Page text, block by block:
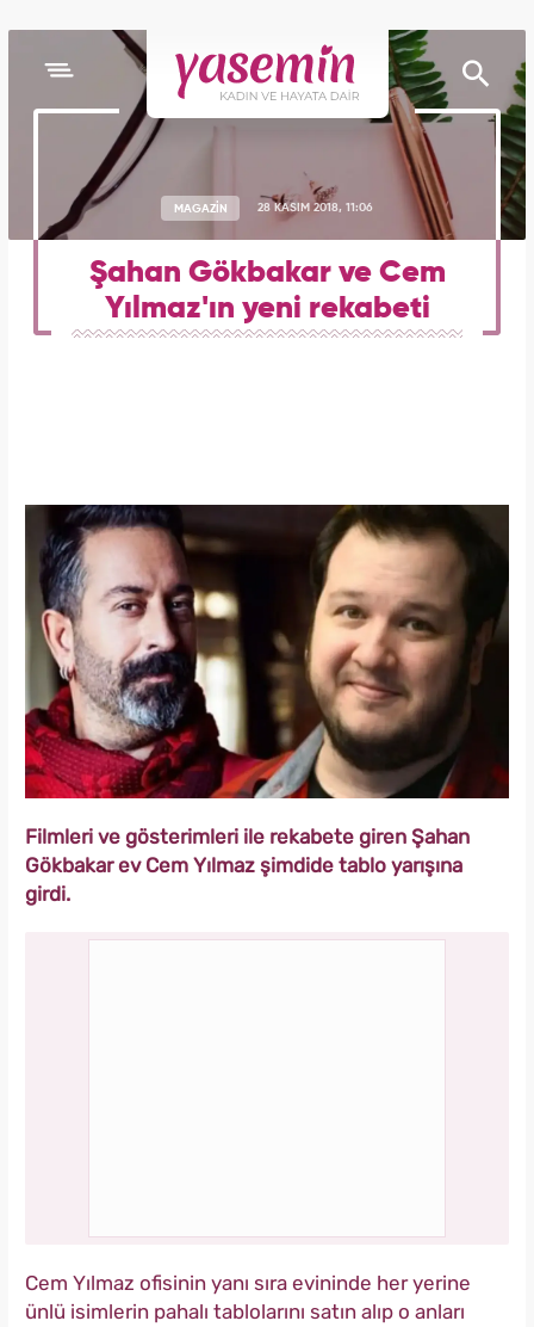
MAGAZİN 28 KASIM 2018, 11:06
Şahan Gökbakar ve Cem
Yılmaz'ın yeni rekabeti
Filmleri ve gösterimleri ile rekabete giren Şahan
Gökbakar ev Cem Yılmaz şimdide tablo yarışına
girdi.
Cem Yılmaz ofisinin yanı sıra evininde her yerine
ünlü isimlerin pahalı tablolarını satın alıp o anları